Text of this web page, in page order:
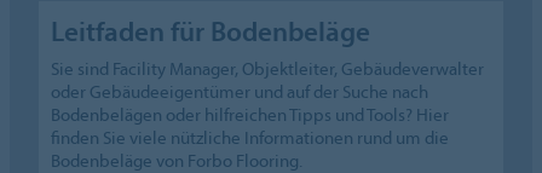
Leitfaden für Bodenbeläge
Sie sind Facility Manager, Objektleiter, Gebäudeverwalter
oder Gebäudeeigentümer und auf der Suche nach
Bodenbelägen oder hilfreichen Tipps und Tools? Hier
finden Sie viele nützliche Informationen rund um die
Bodenbeläge von Forbo Flooring.